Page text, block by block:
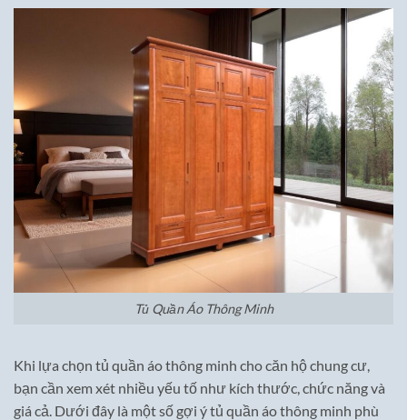
Tủ Quần Áo Thông Minh
Khi lựa chọn tủ quần áo thông minh cho căn hộ chung cư,
bạn cần xem xét nhiều yếu tố như kích thước, chức năng và
giá cả. Dưới đây là một số gợi ý tủ quần áo thông minh phù